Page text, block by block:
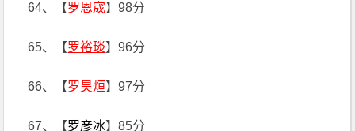
64、【罗恩宬】98分
65、【罗裕琰】96分
66、【罗昊烜】97分
67、【罗彦冰】85分